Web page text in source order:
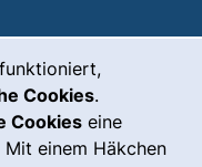
Cookies.
Cookies eine
einem Häkchen